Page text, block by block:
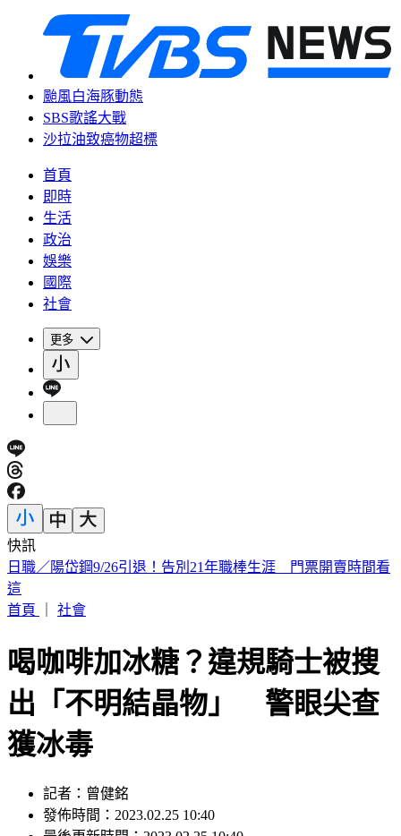
颱風白海豚動態
SBS歌謠大戰
沙拉油致癌物超標
首頁
即時
生活
政治
娛樂
國際
社會
更多
快訊
打詐打到哪？LINE投票詐騙燒中央 民進黨內接連傳災情
首頁
喝咖啡加冰糖？違規騎士被搜
出「不明結晶物」 警眼尖查
獲冰毒
發佈時間：2023.02.25 10:40
最後更新時間：2023.02.25 10:40